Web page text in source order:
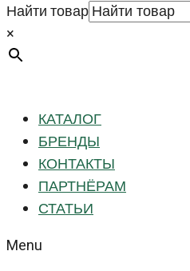
Найти товар
×
КАТАЛОГ
БРЕНДЫ
КОНТАКТЫ
ПАРТНЁРАМ
СТАТЬИ
Menu